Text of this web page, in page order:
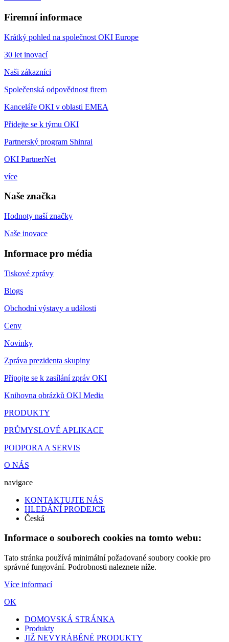
Firemní informace
Krátký pohled na společnost OKI Europe
30 let inovací
Naši zákazníci
Společenská odpovědnost firem
Kanceláře OKI v oblasti EMEA
Přidejte se k týmu OKI
Partnerský program Shinrai
OKI PartnerNet
více
Naše značka
Hodnoty naší značky
Naše inovace
Informace pro média
Tiskové zprávy
Blogs
Obchodní výstavy a události
Ceny
Novinky
Zpráva prezidenta skupiny
Připojte se k zasílání zpráv OKI
Knihovna obrázků OKI Media
PRODUKTY
PRŮMYSLOVÉ APLIKACE
PODPORA A SERVIS
O NÁS
navigace
KONTAKTUJTE NÁS
HLEDÁNÍ PRODEJCE
Česká
Informace o souborech cookies na tomto webu:
Tato stránka používá minimální požadované soubory cookie pro
správné fungování. Podrobnosti naleznete níže.
Více informací
OK
DOMOVSKÁ STRÁNKA
Produkty
JIŽ NEVYRÁBĚNÉ PRODUKTY